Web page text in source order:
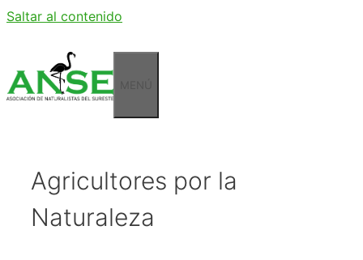
Saltar al contenido
Agricultores por la
Naturaleza